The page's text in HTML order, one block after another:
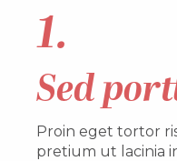
1.
Sed
Proin eget tortor
pretium ut lacinia